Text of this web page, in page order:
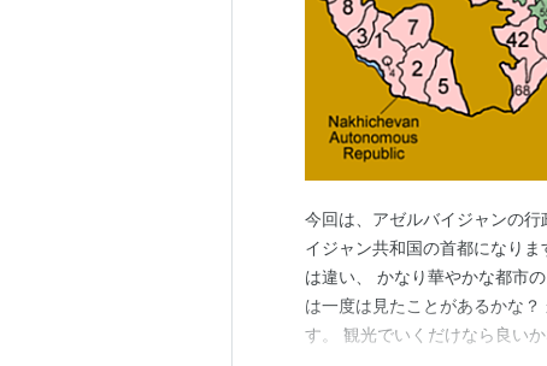
今回は、アゼルバイジャンの
イジャン共和国の首都になり
は違い、 かなり華やかな都市
は一度は見たことがあるかな
す。 観光でいくだけなら良い